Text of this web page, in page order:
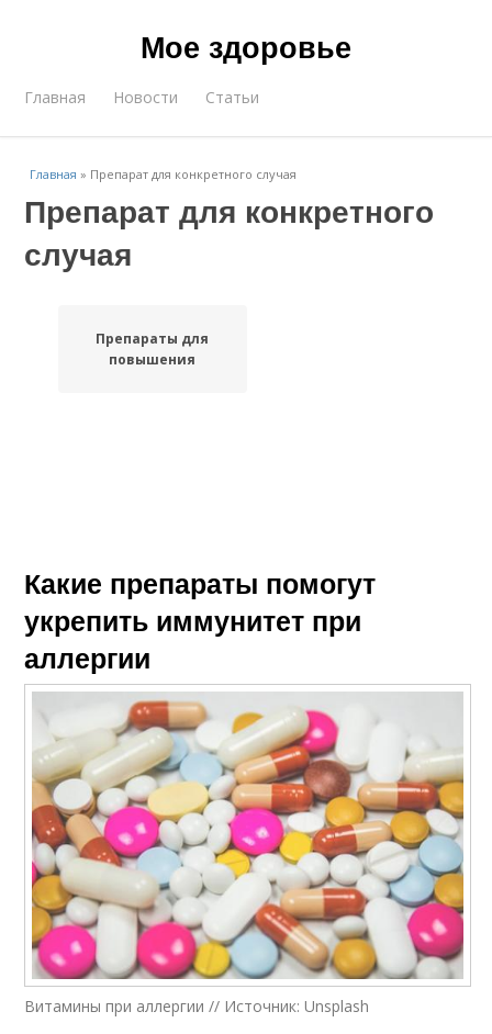
Мое здоровье
Главная Новости Статьи
Главная » Препарат для конкретного случая
Препарат для конкретного
случая
Препараты для
повышения
Какие препараты помогут
укрепить иммунитет при
аллергии
Витамины при аллергии // Источник: Unsplash